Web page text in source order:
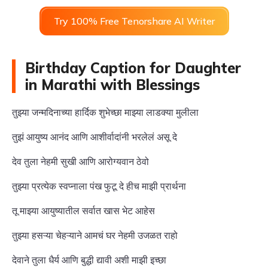
Try 100% Free Tenorshare AI Writer
Birthday Caption for Daughter
in Marathi with Blessings
तुझ्या जन्मदिनाच्या हार्दिक शुभेच्छा माझ्या लाडक्या मुलीला
तुझं आयुष्य आनंद आणि आशीर्वादांनी भरलेलं असू दे
देव तुला नेहमी सुखी आणि आरोग्यवान ठेवो
तुझ्या प्रत्येक स्वप्नाला पंख फुटू दे हीच माझी प्रार्थना
तू माझ्या आयुष्यातील सर्वात खास भेट आहेस
तुझ्या हसऱ्या चेहऱ्याने आमचं घर नेहमी उजळत राहो
देवाने तुला धैर्य आणि बुद्धी द्यावी अशी माझी इच्छा